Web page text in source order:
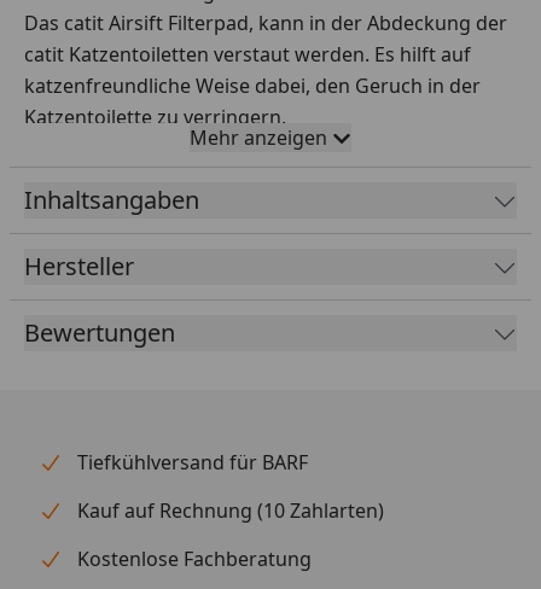
Das catit Airsift Filterpad, kann in der Abdeckung der
catit Katzentoiletten verstaut werden. Es hilft auf
katzenfreundliche Weise dabei, den Geruch in der
Katzentoilette zu verringern.
Unser neues catit Airsift Filterpad besteht aus
Ammoniak-Blocker und Aktivkohle, zum effektiven
Einschluss von unangenehmen Gerüchen.
Mehr anzeigen
Inhaltsangaben
Hersteller
Bewertungen
Tiefkühlversand für BARF
Kauf auf Rechnung (10 Zahlarten)
Kostenlose Fachberatung